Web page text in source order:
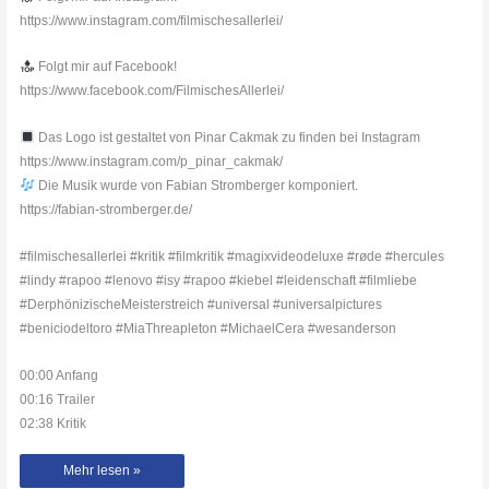
https://www.instagram.com/filmischesallerlei/
Folgt mir auf Facebook!
https://www.facebook.com/FilmischesAllerlei/
Das Logo ist gestaltet von Pinar Cakmak zu finden bei Instagram
https://www.instagram.com/p_pinar_cakmak/
Die Musik wurde von Fabian Stromberger komponiert.
https://fabian-stromberger.de/
#filmischesallerlei #kritik #filmkritik #magixvideodeluxe #røde #hercules
#lindy #rapoo #lenovo #isy #rapoo #kiebel #leidenschaft #filmliebe
#DerphönizischeMeisterstreich #universal #universalpictures
#beniciodeltoro #MiaThreapleton #MichaelCera #wesanderson
00:00 Anfang
00:16 Trailer
02:38 Kritik
Der
Mehr lesen »